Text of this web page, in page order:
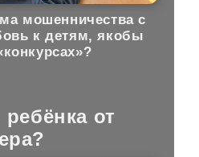
мошенничества с
к детям, якобы
от